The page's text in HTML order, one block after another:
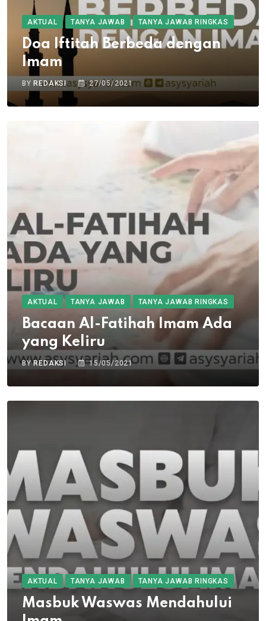
AKTUAL TANYA JAWAB TANYA JAWAB RINGKAS
Doa Iftitah Berbeda dengan
Imam
BY REDAKSI 27/05/2021
AKTUAL TANYA JAWAB TANYA JAWAB RINGKAS
Bacaan Al-Fatihah Imam Ada
yang Keliru
BYREDAKSI 15/05/2021
AKTUAL TANYA JAWAB TANYA JAWAB RINGKAS
Masbuk Waswas Mendahului